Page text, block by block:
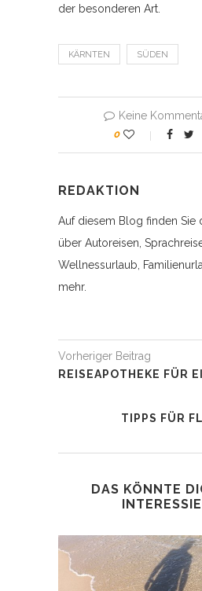
der besonderen Art.
KÄRNTEN SÜDEN
Keine
0
REDAKTION
Auf diesem Blog finden Sie
über Autoreisen,
Wellnessurlaub,
mehr.
Vorheriger Beitrag
REISEAPOTHEKE FÜR
TIPPS FÜR
DAS KÖNNTE